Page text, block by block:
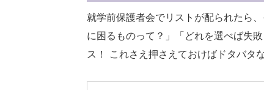
就学前保護者会でリストが配られたら
に困るものって？」「どれを選べば失
ス！ これさえ押さえておけばドタバタ